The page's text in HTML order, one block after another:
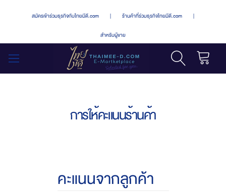
สมัครเข้าร่วมธุรกิจกับไทยมีดี.com | ร้านค้าที่ร่วมธุรกิจไทยมีดี.com |
สำหรับผู้ขาย
การให้คะแนนร้านค้า
คะแนนจากลูกค้า